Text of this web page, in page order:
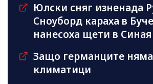
Юлски сняг изненада
Сноуборд караха в
нанесоха щети в
Защо германците
климатици